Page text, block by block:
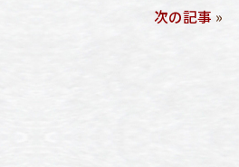
次の記事 »